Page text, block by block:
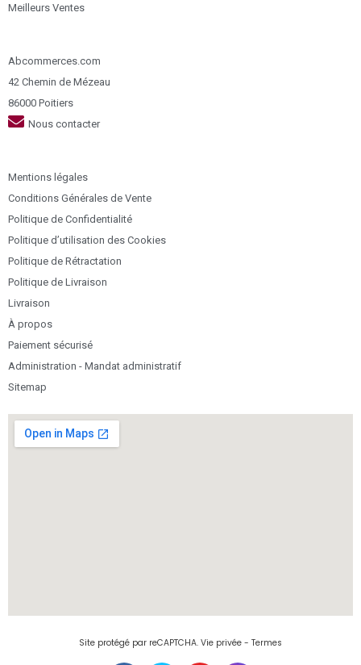
Meilleurs Ventes
Abcommerces.com
42 Chemin de Mézeau
86000 Poitiers
Nous contacter
Mentions légales
Conditions Générales de Vente
Politique de Confidentialité
Politique d’utilisation des Cookies
Politique de Rétractation
Politique de Livraison
Livraison
À propos
Paiement sécurisé
Administration - Mandat administratif
Sitemap
Site protégé par reCAPTCHA. Vie privée - Termes